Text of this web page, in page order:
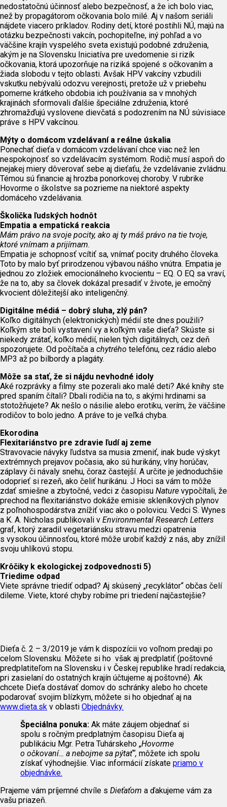
nedostatočnú účinnosť alebo bezpečnosť, a že ich bolo viac,
než by propagátorom očkovania bolo milé. Aj v našom seriáli
nájdete viacero príkladov. Rodiny detí, ktoré postihli NÚ, majú na
otázku bezpečnosti vakcín, pochopiteľne, iný pohľad a vo
väčšine krajín vyspelého sveta existujú podobné združenia,
akým je na Slovensku Iniciatíva pre uvedomenie si rizík
očkovania, ktorá upozorňuje na riziká spojené s očkovaním a
žiada slobodu v tejto oblasti. Avšak HPV vakcíny vzbudili
vskutku nebývalú odozvu verejnosti, pretože už v priebehu
pomerne krátkeho obdobia ich používania sa v mnohých
krajinách sformovali ďalšie špeciálne združenia, ktoré
zhromažďujú vyslovene dievčatá s podozrením na NÚ súvisiace
práve s HPV vakcínou.
Mýty o domácom vzdelávaní a reálne úskalia
Ponechať dieťa v domácom vzdelávaní chce viac než len
nespokojnosť so vzdelávacím systémom. Rodič musí aspoň do
nejakej miery dôverovať sebe aj dieťaťu, že vzdelávanie zvládnu.
Témou sú financie aj hrozba ponorkovej choroby. V rubrike
Hovorme o školstve sa pozrieme na niektoré aspekty
domáceho vzdelávania.
Školička ľudských hodnôt
Empatia a empatická reakcia
Mám právo na svoje pocity, ako aj ty máš právo na tie tvoje,
ktoré vnímam a prijímam.
Empatia je schopnosť vcítiť sa, vnímať pocity druhého človeka.
Toto by malo byť prirodzenou výbavou nášho vnútra. Empatia je
jednou zo zložiek emocionálneho kvocientu – EQ. O EQ sa vraví,
že na to, aby sa človek dokázal presadiť v živote, je emočný
kvocient dôležitejší ako inteligenčný.
Digitálne médiá – dobrý sluha, zlý pán?
Koľko digitálnych (elektronických) médií ste dnes použili?
Koľkým ste boli vystavení vy a koľkým vaše dieťa? Skúste si
niekedy zrátať, koľko médií, nielen tých digitálnych, cez deň
spozorujete. Od počítača a chytrého telefónu, cez rádio alebo
MP3 až po bilbordy a plagáty.
Môže sa stať, že si nájdu nevhodné idoly
Aké rozprávky a filmy ste pozerali ako malé deti? Aké knihy ste
pred spaním čítali? Dbali rodičia na to, s akými hrdinami sa
stotožňujete? Ak nešlo o násilie alebo erotiku, verím, že väčšine
rodičov to bolo jedno. A práve to je veľká chyba.
Ekorodina
Flexitariánstvo pre zdravie ľudí aj zeme
Stravovacie návyky ľudstva sa musia zmeniť, inak bude výskyt
extrémnych prejavov počasia, ako sú hurikány, vlny horúčav,
záplavy či návaly snehu, čoraz častejší. A určite je jednoduchšie
odoprieť si rezeň, ako čeliť hurikánu. J Hoci sa vám to môže
zdať smiešne a zbytočné, vedci z časopisu Nature vypočítali, že
prechod na flexitariánstvo dokáže emisie skleníkových plynov
z poľnohospodárstva znížiť viac ako o polovicu. Vedci S. Wynes
a K. A. Nicholas publikovali v Environmental Research Letters
graf, ktorý zaradil vegetariánsku stravu medzi opatrenia
s vysokou účinnosťou, ktoré môže urobiť každý z nás, aby znížil
svoju uhlíkovú stopu.
Krôčiky k ekologickej zodpovednosti 5)
Triedime odpad
Viete správne triediť odpad? Aj skúsený „recyklátor“ občas čelí
dileme. Viete, ktoré chyby robíme pri triedení najčastejšie?
Dieťa č. 2 – 3/2019 je vám k dispozícii vo voľnom predaji po
celom Slovensku. Môžete si ho však aj predplatiť (poštovné
predplatiteľom na Slovensku i v Českej republike hradí redakcia,
pri zasielaní do ostatných krajín účtujeme aj poštovné). Ak
chcete Dieťa dostávať domov do schránky alebo ho chcete
podarovať svojim blízkym, môžete si ho objednať aj na
www.dieta.sk v oblasti Objednávky.
Špeciálna ponuka: Ak máte záujem objednať si
spolu s ročným predplatným časopisu Dieťa aj
publikáciu Mgr. Petra Tuhárskeho „Hovorme
o očkovaní… a nebojme sa pýtať“, môžete ich spolu
získať výhodnejšie. Viac informácií získate priamo v
objednávke.
Prajeme vám príjemné chvíle s Dieťaťom a ďakujeme vám za
vašu priazeň.